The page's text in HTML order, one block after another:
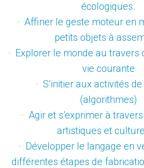
écologiques.
· Affiner le geste moteur en
petits objets à
· Explorer le monde au travers
vie courante
· S’initier aux activités
(algorithmes)
· Agir et s’exprimer à
artistiques et
· Développer le langage en
différentes étapes de